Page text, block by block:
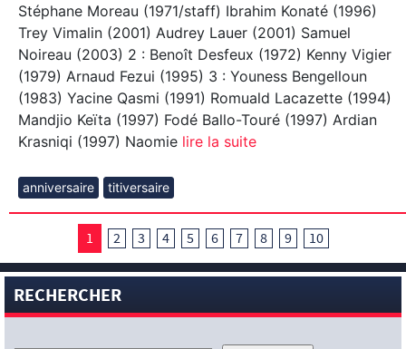
Stéphane Moreau (1971/staff) Ibrahim Konaté (1996)
Trey Vimalin (2001) Audrey Lauer (2001) Samuel
Noireau (2003) 2 : Benoît Desfeux (1972) Kenny Vigier
(1979) Arnaud Fezui (1995) 3 : Youness Bengelloun
(1983) Yacine Qasmi (1991) Romuald Lacazette (1994)
Mandjio Keïta (1997) Fodé Ballo-Touré (1997) Ardian
Krasniqi (1997) Naomie lire la suite
anniversaire titiversaire
1 2 3 4 5 6 7 8 9 10
RECHERCHER